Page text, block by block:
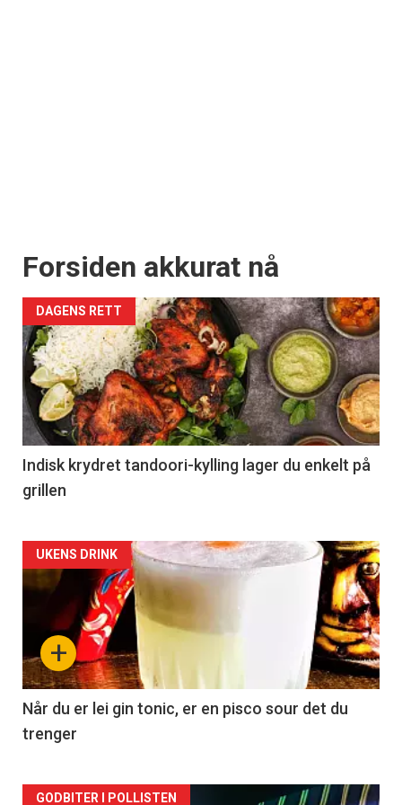
Forsiden akkurat nå
DAGENS RETT
Indisk krydret tandoori-kylling lager du enkelt på
grillen
Forsiden
akkurat
nå
-
2
+
UKENS DRINK
Når du er lei gin tonic, er en pisco sour det du
trenger
GODBITER I POLLISTEN